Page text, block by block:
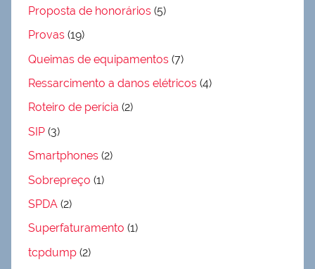
Proposta de honorários (5)
Provas (19)
Queimas de equipamentos (7)
Ressarcimento a danos elétricos (4)
Roteiro de perícia (2)
SIP (3)
Smartphones (2)
Sobrepreço (1)
SPDA (2)
Superfaturamento (1)
tcpdump (2)